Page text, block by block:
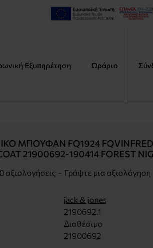
Εξυπηρέτηση Ωράριο
ΜΠΟΥΦΆΝ FQ1924 FQVINFRED
21900692-190414 FOREST
jack & jones
2190692.1
Διαθέσιμο
21900692
αξιολογήσεις - Γράψτε μια αξιολόγηση